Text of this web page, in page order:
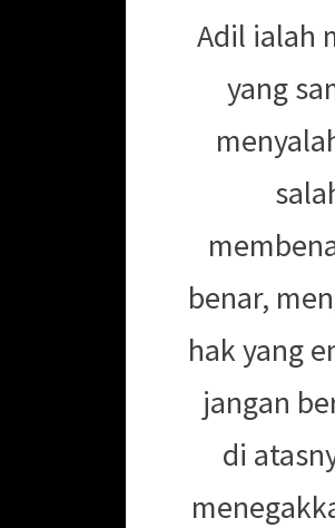
Adil ialah
yang
benar,
hak yang
jangan
di